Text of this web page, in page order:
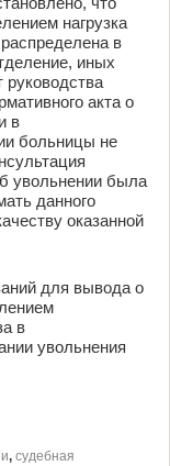
нагрузка
в
иных
руководства
акта о
в
больницы не
увольнении была
данного
оказанной
для вывода о
в
увольнения
, судебная